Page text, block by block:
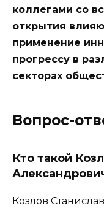
коллегами со
открытия
применение
прогрессу в
секторах
Вопрос-
Кто такой
Козлов